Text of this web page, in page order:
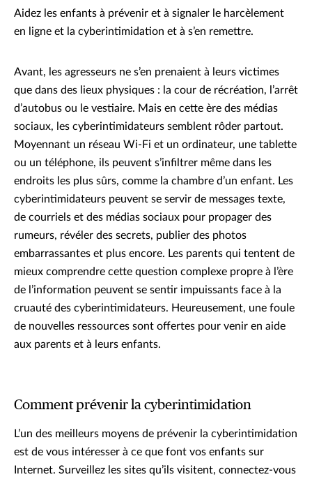
Aidez les enfants à prévenir et à signaler le harcèlement
en ligne et la cyberintimidation et à s’en remettre.
Avant, les agresseurs ne s’en prenaient à leurs victimes
que dans des lieux physiques : la cour de récréation, l’arrêt
d’autobus ou le vestiaire. Mais en cette ère des médias
sociaux, les cyberintimidateurs semblent rôder partout.
Moyennant un réseau Wi-Fi et un ordinateur, une tablette
ou un téléphone, ils peuvent s’infiltrer même dans les
endroits les plus sûrs, comme la chambre d’un enfant. Les
cyberintimidateurs peuvent se servir de messages texte,
de courriels et des médias sociaux pour propager des
rumeurs, révéler des secrets, publier des photos
embarrassantes et plus encore. Les parents qui tentent de
mieux comprendre cette question complexe propre à l’ère
de l’information peuvent se sentir impuissants face à la
cruauté des cyberintimidateurs. Heureusement, une foule
de nouvelles ressources sont offertes pour venir en aide
aux parents et à leurs enfants.
Comment prévenir la cyberintimidation
L’un des meilleurs moyens de prévenir la cyberintimidation
est de vous intéresser à ce que font vos enfants sur
Internet. Surveillez les sites qu’ils visitent, connectez-vous